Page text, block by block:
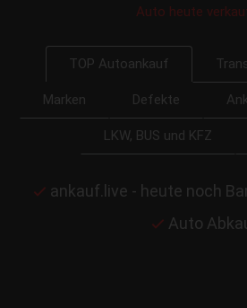
Auto heute
TOP Autoankauf
Marken Defekte
LKW, BUS und KFZ
ankauf.live - heute noch
Auto